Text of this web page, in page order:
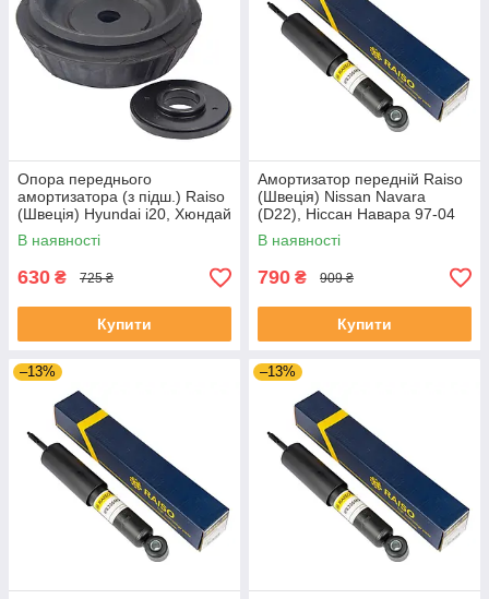
Опора переднього
амортизатора (з підш.) Raiso
(Швеція) Hyundai i20, Хюндай
ай20 08- #RC05818
UAQEDZI4
В наявності
630 ₴ 725 ₴
Купити
Амортизатор передній Raiso
(Швеція) Nissan Navara
(D22), Ніссан Навара 97-04
#RS230465 UAUHAIT4
В наявності
790 ₴ 909 ₴
Купити
–13% –13%